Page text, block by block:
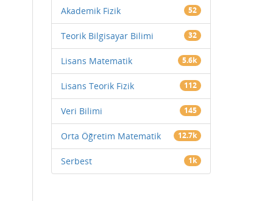
Akademik Fizik 52
Teorik Bilgisayar Bilimi 32
Lisans Matematik 5.6k
Lisans Teorik Fizik 112
Veri Bilimi 145
Orta Öğretim Matematik 12.7k
Serbest 1k